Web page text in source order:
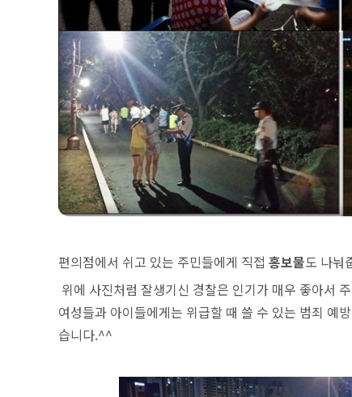
편의점에서 쉬고 있는 주민들에게 직접 홍보물도 나눠
위에 사진처럼 잘생기신 경찰은 인기가 매우 좋아서
여성들과 아이들에게는 위급할 때 쓸 수 있는 범죄 예
습니다.^^